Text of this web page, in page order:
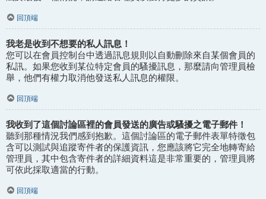
回頂端
我老是收到不想要的私人訊息！
您可以在會員控制台中透過訊息規則以自動刪除來自某個會員的
私訊。如果您收到某位特定會員的騷擾訊息，那麼請向管理員檢
舉，他們有權力取消他發送私人訊息的權限。
回頂端
我收到了這個討論區裡的會員發送的廣告或騷擾之電子郵件！
聽到那種情況我們感到抱歉。這個討論區的電子郵件表單特徵包
含可以測試與追蹤寄件者的保護資訊，您應該將它完全地轉寄給
管理員，其中包含寄件者的詳細資料這是非常重要的，管理員將
可依此採取適當的行動。
回頂端